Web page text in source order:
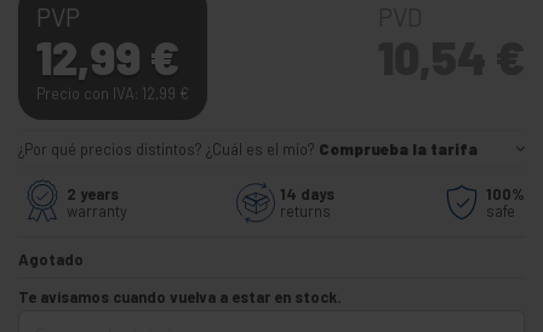
PVP
12,99 €
Precio con IVA: 12,99 €
¿Por qué precios distintos? ¿Cuál es el mío? Comprueba la tarifa
2 years
warranty
14 days
returns
100%
safe
Agotado
Te avisamos cuando vuelva a estar en stock.